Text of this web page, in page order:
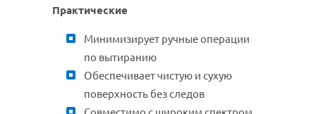
Практические
Минимизирует ручные операции
по вытиранию
Обеспечивает чистую и сухую
поверхность без следов